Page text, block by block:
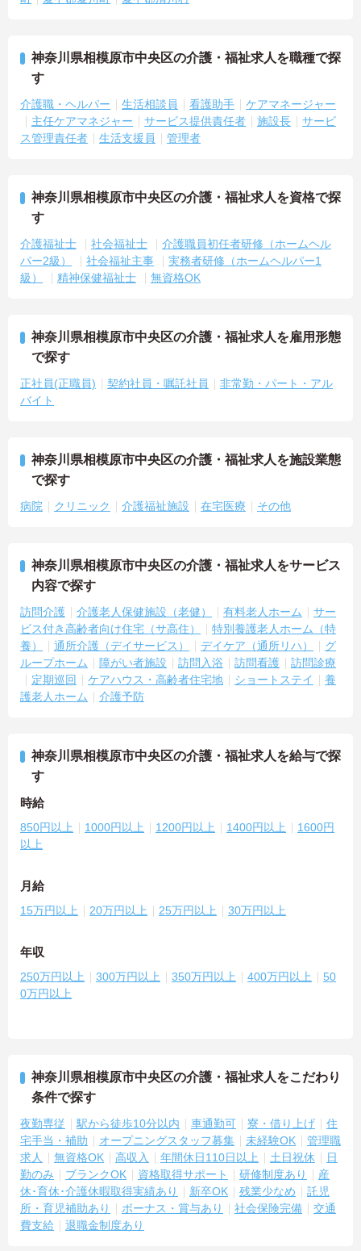
神奈川県相模原市中央区の介護・福祉求人を職種で探
す
介護職・ヘルパー 生活相談員 看護助手
ケアマネージャー
主任ケアマネジャー
サービス提供責任者 施設長
サービ
ス管理責任者
生活支援員 管理者
神奈川県相模原市中央区の介護・福祉求人を資格で探
す
介護福祉士 社会福祉士
介護職員初任者研修（ホームヘル
パー2級）
社会福祉主事
実務者研修（ホームヘルパー1
級）
精神保健福祉士 無資格OK
神奈川県相模原市中央区の介護・福祉求人を雇用形態
で探す
正社員(正職員) 契約社員・嘱託社員
非常勤・パート・アル
バイト
神奈川県相模原市中央区の介護・福祉求人を施設業態
で探す
病院 クリニック 介護福祉施設 在宅医療 その他
神奈川県相模原市中央区の介護・福祉求人をサービス
内容で探す
訪問介護 介護老人保健施設（老健） 有料老人ホーム
サー
ビス付き高齢者向け住宅（サ高住）
特別養護老人ホーム（特
養）
通所介護（デイサービス） デイケア（通所リハ）
グ
ループホーム
障がい者施設 訪問入浴 訪問看護
訪問診療
定期巡回
ケアハウス・高齢者住宅地 ショートステイ
養
護老人ホーム
介護予防
神奈川県相模原市中央区の介護・福祉求人を給与で探
す
時給
850円以上 1000円以上 1200円以上 1400円以上
1600円
以上
月給
15万円以上 20万円以上 25万円以上 30万円以上
年収
250万円以上 300万円以上 350万円以上 400万円以上
50
0万円以上
神奈川県相模原市中央区の介護・福祉求人をこだわり
条件で探す
夜勤専従 駅から徒歩10分以内 車通勤可 寮・借り上げ
住
宅手当・補助
オープニングスタッフ募集 未経験OK
管理職
求人
無資格OK 高収入 年間休日110日以上 土日祝休
日
勤のみ
ブランクOK 資格取得サポート 研修制度あり
産
休･育休･介護休暇取得実績あり
新卒OK 残業少なめ
託児
所・育児補助あり
ボーナス・賞与あり 社会保険完備
交通
費支給
退職金制度あり